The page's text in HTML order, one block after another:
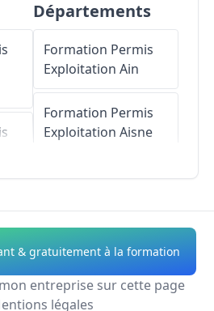
Départements
Formation Permis
Exploitation Ain
Formation Permis
Exploitation Aisne
Formation Permis
ExploitationAlpes-
de-Haute-Provence
& gratuitement à la formation
entreprise sur cette page
légales